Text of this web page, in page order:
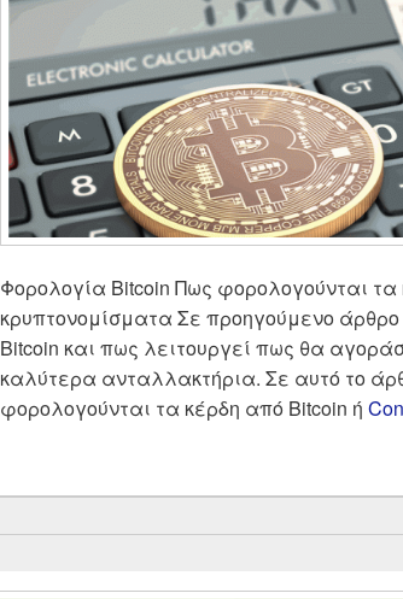
Φορολογία Bitcoin Πως φορολογούνται
κρυπτονομίσματα Σε προηγούμενο
Bitcoin και πως λειτουργεί πως θα
καλύτερα ανταλλακτήρια. Σε αυτό το
φορολογούνται τα κέρδη από Bitcoin ή